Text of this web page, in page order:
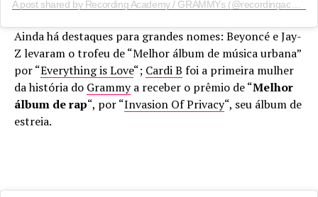
A post shared by Recording Academy / GRAMMYs (@recordingacademy)
Ainda há destaques para grandes nomes: Beyoncé e Jay-
Z levaram o trofeu de “Melhor álbum de música urbana”
por “Everything is Love“; Cardi B foi a primeira mulher
da história do Grammya receber o prêmio de “Melhor
álbum de rap“, por “Invasion Of Privacy“, seu álbum de
estreia.